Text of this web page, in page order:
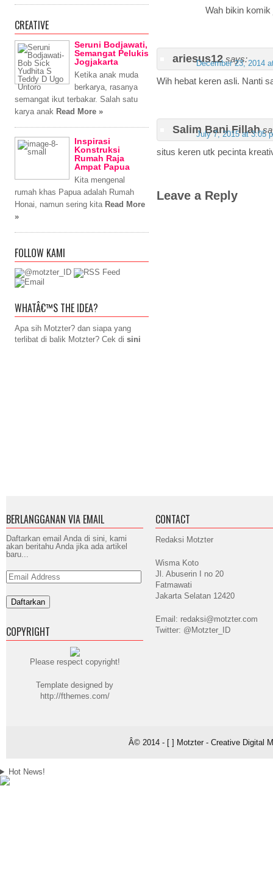
Wah bikin komik
ariesus12 says:
December 23, 2014
Wih hebat keren asli. Nanti
Salim Bani Fillah
July 7, 2015 at 3:05
situs keren utk pecinta
Leave a Reply
CREATIVE
Seruni Bodjawati,
Semangat Pelukis
Jogjakarta
Ketika anak muda
berkarya, rasanya
semangat ikut terbakar. Salah satu
karya anak Read More »
Inspirasi
Konstruksi
Rumah Raja
Ampat Papua
Kita mengenal
rumah khas Papua adalah Rumah
Honai, namun sering kita Read More
»
FOLLOW KAMI
WHATÂ€™S THE IDEA?
Apa sih Motzter? dan siapa yang
terlibat di balik Motzter? Cek di sini
BERLANGGANAN VIA EMAIL
Daftarkan email Anda di sini, kami
akan beritahu Anda jika ada artikel
baru...
Email
Address
COPYRIGHT
Please respect copyright!
Template designed by
http://fthemes.com/
CONTACT
Redaksi Motzter
Wisma Koto
Jl. Abuserin I no 20
Fatmawati
Jakarta Selatan 12420
Email: redaksi@motzter.com
Twitter: @Motzter_ID
Â© 2014 - [ ] Motzter - Creative Digital
Hot News!